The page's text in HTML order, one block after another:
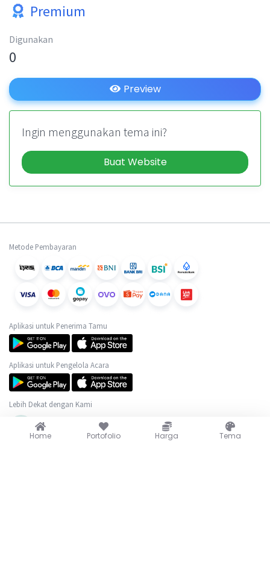
Premium
Digunakan
0
Preview
Ingin menggunakan tema ini?
Buat Website
Metode Pembayaran
Aplikasi untuk Penerima Tamu
Aplikasi untuk Pengelola Acara
Lebih Dekat dengan Kami
(+62) 889-0625-0517
Home Portofolio Harga Tema